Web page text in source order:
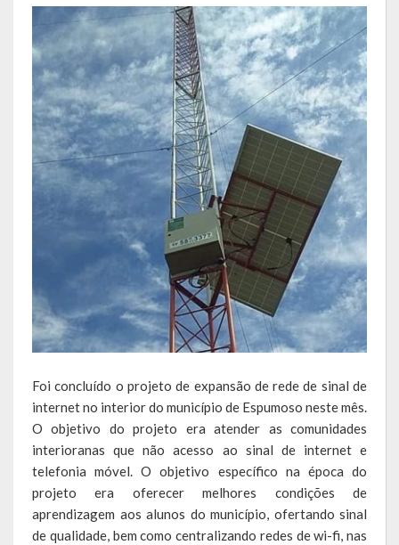
Conselhos Municipais
Gabinete do Prefeito Municipal
Procuradoria e Assessoria Jurídica
Coordenadoria do Sistema de Controle Interno
Acompanhamento de Ações e Obras
Secretarias Municipais
Agricultura e Meio Ambiente
Assistência Social e Habitação
Educação, Cultura e Turismo
Obras e Serviços Urbanos
Transportes e Trânsito
Foi concluído o projeto de expansão de rede de sinal de
internet no interior do município de Espumoso neste mês.
O objetivo do projeto era atender as comunidades
interioranas que não acesso ao sinal de internet e
telefonia móvel. O objetivo específico na época do
projeto era oferecer melhores condições de
aprendizagem aos alunos do município, ofertando sinal
de qualidade, bem como centralizando redes de wi-fi, nas